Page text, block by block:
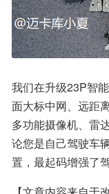
我们在升级23P智
面大标中网、远距
多功能摄像机、雷
论您是自己驾驶车
置，最起码增强了